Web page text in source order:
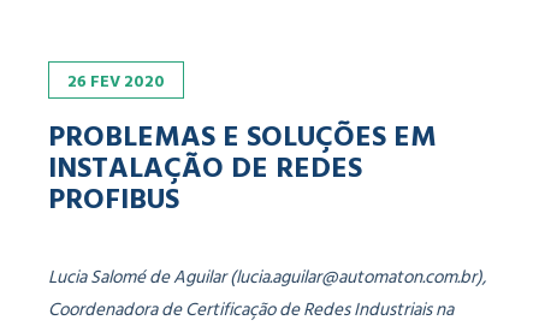
26 FEV2020
PROBLEMAS E SOLUÇÕES EM
INSTALAÇÃO DE REDES
PROFIBUS
Lucia Salomé de Aguilar (lucia.aguilar@automaton.com.br),
Coordenadora de Certificação de Redes Industriais na